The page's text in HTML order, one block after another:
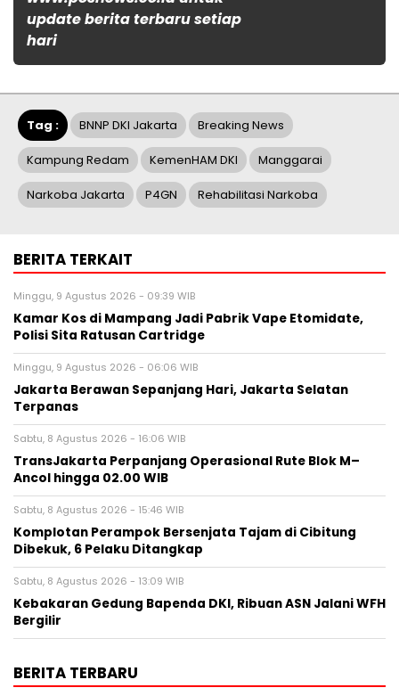
update berita terbaru setiap
hari
Tag : BNNP DKI Jakarta Breaking News
Kampung Redam KemenHAM DKI Manggarai
Narkoba Jakarta P4GN Rehabilitasi Narkoba
BERITA TERKAIT
Minggu, 9 Agustus 2026 - 09:39 WIB
Kamar Kos di Mampang Jadi Pabrik Vape Etomidate,
Polisi Sita Ratusan Cartridge
Minggu, 9 Agustus 2026 - 06:06 WIB
Jakarta Berawan Sepanjang Hari, Jakarta Selatan
Terpanas
Sabtu, 8 Agustus 2026 - 16:06 WIB
TransJakarta Perpanjang Operasional Rute Blok M–
Ancol hingga 02.00 WIB
Sabtu, 8 Agustus 2026 - 15:46 WIB
Komplotan Perampok Bersenjata Tajam di Cibitung
Dibekuk, 6 Pelaku Ditangkap
Sabtu, 8 Agustus 2026 - 13:09 WIB
Kebakaran Gedung Bapenda DKI, Ribuan ASN Jalani WFH
Bergilir
BERITA TERBARU